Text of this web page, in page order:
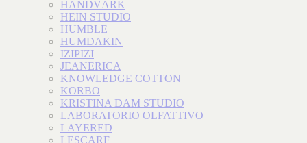
HANDVÄRK
HEIN STUDIO
HUMBLE
HUMDAKIN
IZIPIZI
JEANERICA
KNOWLEDGE COTTON
KORBO
KRISTINA DAM STUDIO
LABORATORIO OLFATTIVO
LAYERED
LESCARF